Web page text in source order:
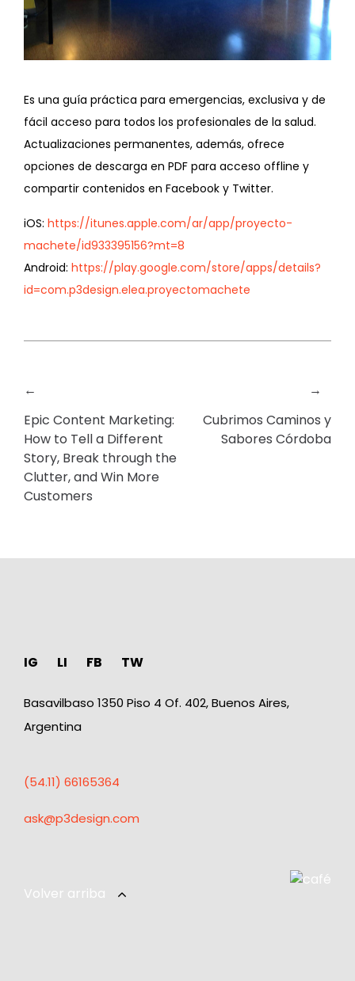
Es una guía práctica para emergencias, exclusiva y de
fácil acceso para todos los profesionales de la salud.
Actualizaciones permanentes, además, ofrece
opciones de descarga en PDF para acceso offline y
compartir contenidos en Facebook y Twitter.
iOS: https://itunes.apple.com/ar/app/proyecto-
machete/id933395156?mt=8
Android: https://play.google.com/store/apps/details?
id=com.p3design.elea.proyectomachete
←
Epic Content Marketing:
How to Tell a Different
Story, Break through the
Clutter, and Win More
Customers
→
Cubrimos Caminos y
Sabores Córdoba
IG LI FB TW
Basavilbaso 1350 Piso 4 Of. 402, Buenos Aires,
Argentina
(54.11) 66165364
ask@p3design.com
Volver arriba